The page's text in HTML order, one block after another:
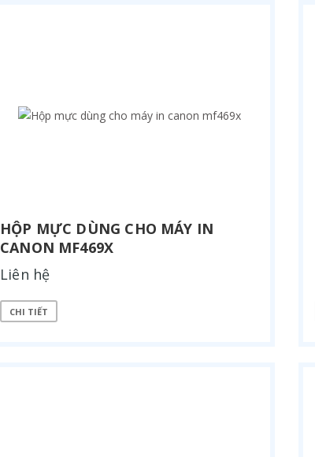
HỘP MỰC DÙNG CHO MÁY IN
CANON MF469X
Liên hệ
CHI TIẾT